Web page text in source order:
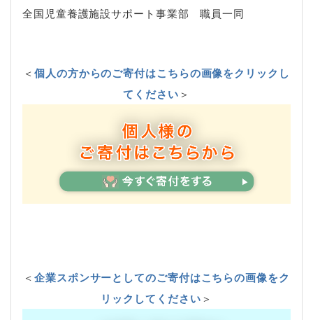
全国児童養護施設サポート事業部 職員一同
＜個人の方からのご寄付はこちらの画像をクリックし
てください＞
＜企業スポンサーとしてのご寄付はこちらの画像をク
リックしてください＞